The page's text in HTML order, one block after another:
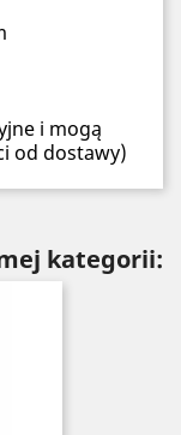
i mogą
od dostawy)
kategorii: